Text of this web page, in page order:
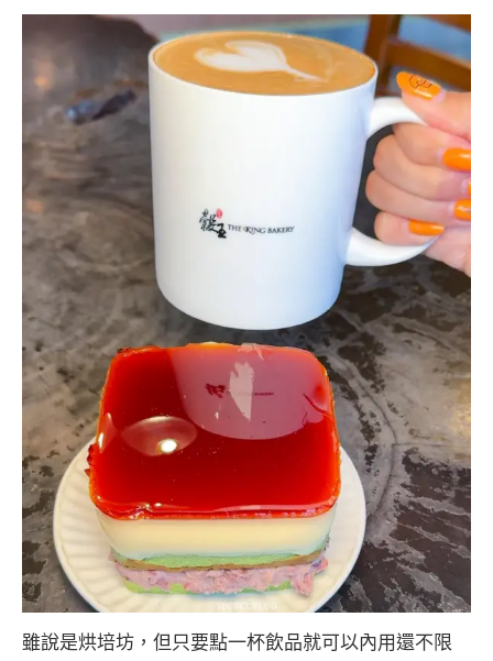
雖說是烘培坊，但只要點一杯飲品就可以內用還不限